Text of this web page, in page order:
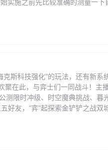
实施之前先比较准确的测量一下
斯科技强化”的玩法，还有新系统
聚在此，与弈士们一同战斗！主
测限时冲级、时空魔典挑战、暮
友，“弈”起探索金铲铲之战双